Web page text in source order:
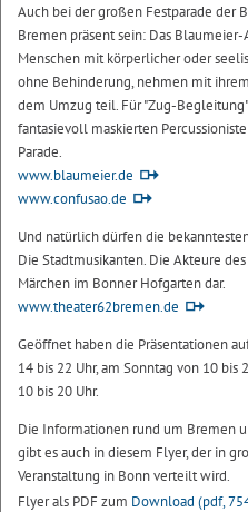
Auch bei der großen Festparade der
Bremen präsent sein: Das
Menschen mit körperlicher oder
ohne Behinderung, nehmen mit
dem Umzug teil. Für "Zug-
fantasievoll maskierten
Parade.
www.blaumeier.de
www.confusao.de
Und natürlich dürfen die
Die Stadtmusikanten. Die Akteure
Märchen im Bonner Hofgarten dar.
www.theater62bremen.de
Geöffnet haben die Präsentationen
14 bis 22 Uhr, am Sonntag von 10
10 bis 20 Uhr.
Die Informationen rund um Bremen
gibt es auch in diesem Flyer, der in
Veranstaltung in Bonn verteilt wird.
Flyer als PDF zum Download (pdf,